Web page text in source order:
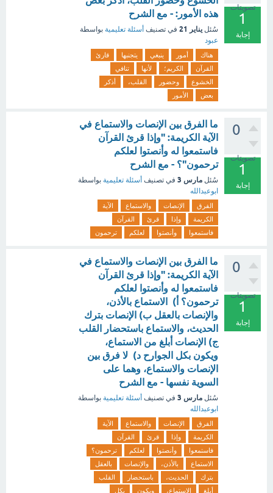
تصويتات
1
إجابة
هذه الأمور: - مع الشرح
سُئل يناير 21 في تصنيف أسئلة تعليمية بواسطة
عبود
هناك أمور ينبغي يتجنبها
قارئ
القرآن
الكريم؛ لأنها
تنافي
الخشوع
وحضور القلب،
أذكر
بعض
الأمور
0
تصويتات
1
إجابة
ما الفرق بين الإنصات والاستماع في
الآية الكريمة: "وإذا قرئ القرآن
فاستمعوا له وأنصتوا لعلكم
ترحمون"؟ - مع الشرح
سُئل مارس 3 في تصنيف أسئلة تعليمية بواسطة
ابوعبدالله
الفرق الإنصات والاستماع
الآية
الكريمة
وإذا قرئ
القرآن
فاستمعوا
وأنصتوا لعلكم ترحمون
0
تصويتات
1
إجابة
ما الفرق بين الإنصات والاستماع في
الآية الكريمة: "وإذا قرئ القرآن
فاستمعوا له وأنصتوا لعلكم
ترحمون؟ أ) الاستماع بالأذن،
والإنصات بالعقل ب) الإنصات بترك
الحديث، والاستماع باستحضار القلب
ج) الإنصات أبلغ من الاستماع،
ويكون بكل الجوارح د) لا فرق بين
الإنصات والاستماع، وهما على
السوية نفسها - مع الشرح
سُئل مارس 3 في تصنيف أسئلة تعليمية بواسطة
ابوعبدالله
الفرق الإنصات والاستماع
الآية
الكريمة
وإذا قرئ
القرآن
فاستمعوا
وأنصتوا لعلكم
ترحمون؟
الاستماع
بالأذن، والإنصات
بالعقل
بترك
الحديث، باستحضار
القلب
أبلغ
الاستماع، ويكون
بكل